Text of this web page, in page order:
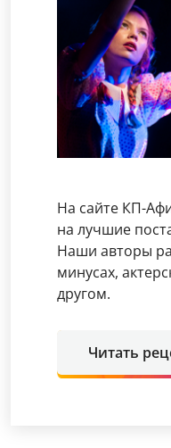
На сайте КП-
на лучшие
Наши авторы
минусах,
другом.
Читать